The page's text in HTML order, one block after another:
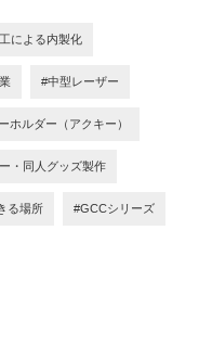
による内製化
#中型レーザー
ホルダー（アクキー）
・同人グッズ製作
る場所 #GCCシリーズ